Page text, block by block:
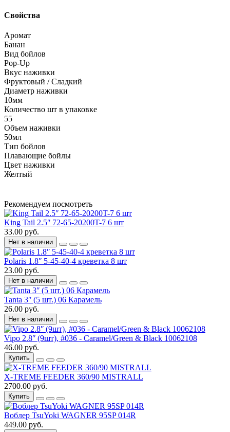
Свойства
Аромат
Банан
Вид бойлов
Pop-Up
Вкус наживки
Фруктовый / Сладкий
Диаметр наживки
10мм
Количество шт в упаковке
55
Объем наживки
50мл
Тип бойлов
Плавающие бойлы
Цвет наживки
Желтый
Рекомендуем посмотреть
King Tail 2.5ʺ 72-65-20200T-7 6 шт
33.00 руб.
Нет в наличии
Polaris 1.8ʺ 5-45-40-4 креветка 8 шт
23.00 руб.
Нет в наличии
Tanta 3ʺ (5 шт.) 06 Карамель
26.00 руб.
Нет в наличии
Vipo 2.8ʺ (9шт), #036 - Caramel/Green & Black 10062108
46.00 руб.
Купить
X-TREME FEEDER 360/90 MISTRALL
2700.00 руб.
Купить
Воблер TsuYoki WAGNER 95SP 014R
449.00 руб.